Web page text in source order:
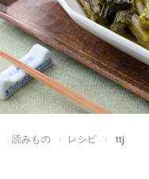
読みもの › レシピ › ttj